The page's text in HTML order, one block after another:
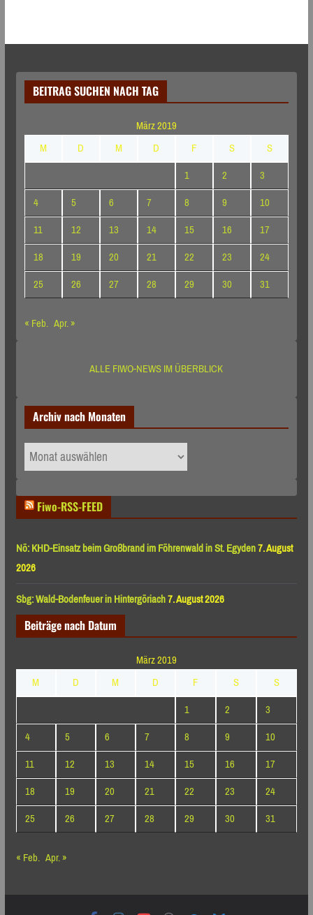
BEITRAG SUCHEN NACH TAG
März 2019
M
D M D F S
S
1
2
3
4
5 6 7 8 9
10
11
12 13 14 15 16
17
18
19 20 21 22 23
24
25
26 27 28 29 30
31
« Feb. Apr. »
ALLE FIWO-NEWS IM ÜBERBLICK
Archiv nach Monaten
Archiv
nach
Fiwo-RSS-FEED
Nö: KHD-Einsatz beim Großbrand im Föhrenwald in St. Egyden7. August
2026
Sbg: Wald-Bodenfeuer in Hintergöriach7. August 2026
Beiträge nach Datum
März 2019
M
D M D F S
S
1
2
3
4
5 6 7 8 9
10
11
12 13 14 15 16
17
18
19 20 21 22 23
24
25
26 27 28 29 30
31
« Feb. Apr. »